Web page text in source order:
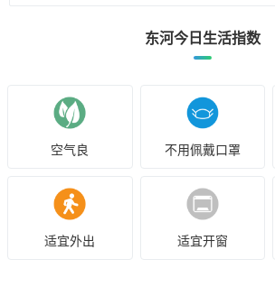
东河今日生活指数
空气良 不用佩戴口罩
适宜外出 适宜开窗